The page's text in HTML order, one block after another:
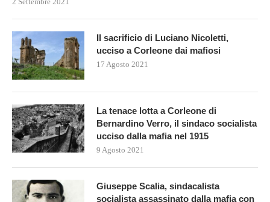
Il sacrificio di Luciano Nicoletti,
ucciso a Corleone dai mafiosi
17 Agosto 2021
La tenace lotta a Corleone di
Bernardino Verro, il sindaco socialista
ucciso dalla mafia nel 1915
9 Agosto 2021
Giuseppe Scalia, sindacalista
socialista assassinato dalla mafia con